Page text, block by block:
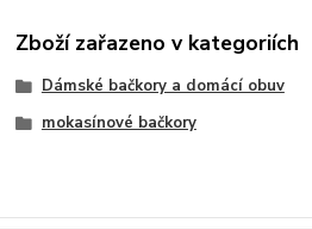
Zboží zařazeno v kategoriích
Dámské bačkory a domácí obuv
mokasínové bačkory